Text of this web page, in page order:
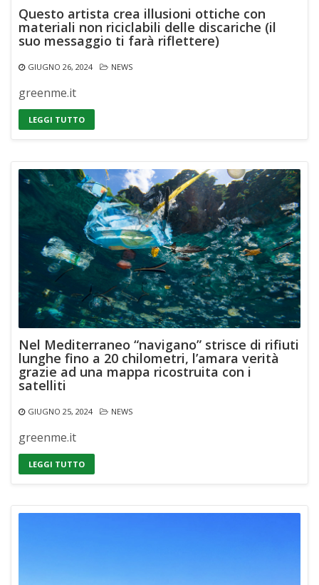
Questo artista crea illusioni ottiche con
materiali non riciclabili delle discariche (il
suo messaggio ti farà riflettere)
GIUGNO 26, 2024 NEWS
greenme.it
LEGGI TUTTO
Nel Mediterraneo “navigano” strisce di rifiuti
lunghe fino a 20 chilometri, l’amara verità
grazie ad una mappa ricostruita con i
satelliti
GIUGNO 25, 2024 NEWS
greenme.it
LEGGI TUTTO